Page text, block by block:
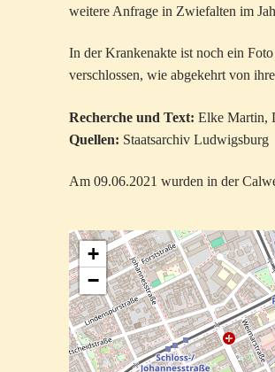
weitere Anfrage in Zwiefalten im
In der Krankenakte ist noch ein
verschlossen, wie abgekehrt von
Recherche und Text: Elke Martin,
Quellen: Staatsarchiv Ludwigsburg
Am 09.06.2021 wurden in der
+
−